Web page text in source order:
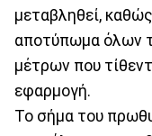
μεταβληθεί,
αποτύπωμα όλων
μέτρων που
εφαρμογή.
Το σήμα του